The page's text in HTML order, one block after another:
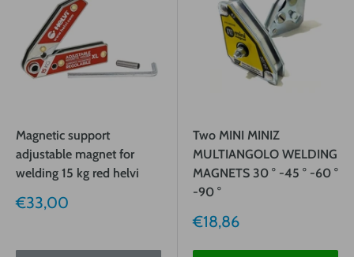
Magnetic support
adjustable magnet for
welding 15 kg red helvi
Sale
€33,00
Two MINI MINIZ
MULTIANGOLO WELDING
MAGNETS 30 ° -45 ° -60 °
-90 °
Sale
€18,86